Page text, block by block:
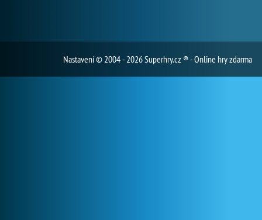
Nastavení© 2004 - 2026 Superhry.cz ® - Online hry zdarma